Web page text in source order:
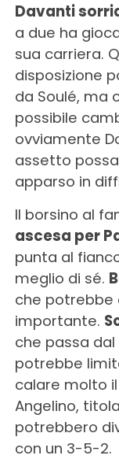
Davanti
a due ha
sua carriera.
disposizione
da Soulé, ma
possibile
ovviamente
assetto
apparso in
Il borsino al
ascesa per
punta al
meglio di sé.
che potrebbe
importante.
che passa
potrebbe
calare molto
Angelino,
potrebbero
con un 3-5-2.